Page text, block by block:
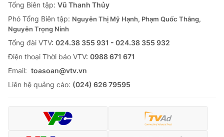
Tổng Biên tập: Vũ Thanh Thủy
Phó Tổng Biên tập: Nguyễn Thị Mỹ Hạnh, Phạm Quốc Thắng,
Nguyễn Trọng Ninh
Tổng đài VTV: 024.38 355 931 - 024.38 355 932
Ðiện thoại Thời báo VTV: 0988 671 671
Email: toasoan@vtv.vn
Liên hệ quảng cáo: (024) 626 79595